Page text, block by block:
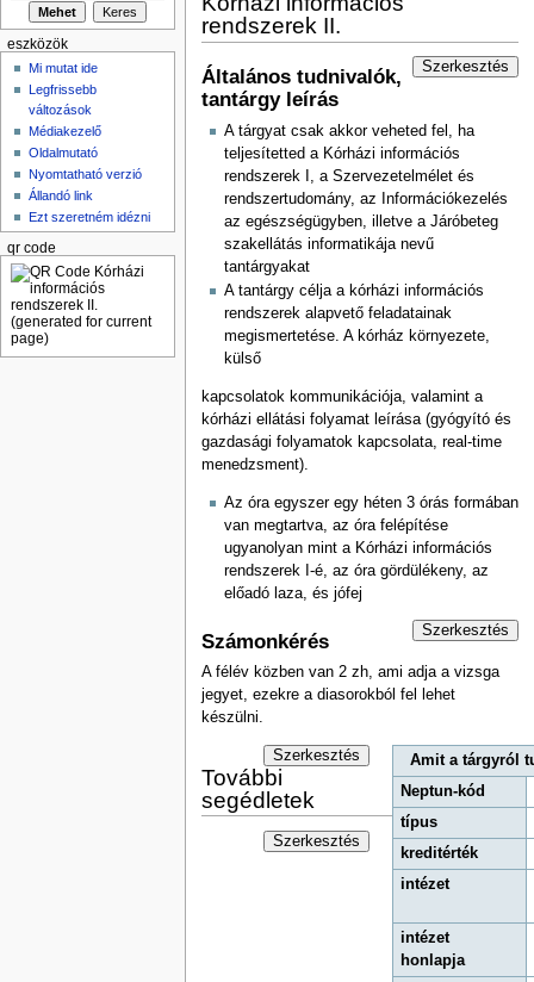
rendszerek II.
Szerkesztés
Általános tudnivalók,
tantárgy leírás
A tárgyat csak akkor veheted fel, ha
teljesítetted a Kórházi információs
rendszerek I, a Szervezetelmélet és
rendszertudomány, az Információkezelés
az egészségügyben, illetve a Járóbeteg
szakellátás informatikája nevű
tantárgyakat
A tantárgy célja a kórházi információs
rendszerek alapvető feladatainak
megismertetése. A kórház környezete,
külső
kapcsolatok kommunikációja, valamint a
kórházi ellátási folyamat leírása (gyógyító és
gazdasági folyamatok kapcsolata, real-time
menedzsment).
Az óra egyszer egy héten 3 órás formában
van megtartva, az óra felépítése
ugyanolyan mint a Kórházi információs
rendszerek I-é, az óra gördülékeny, az
előadó laza, és jófej
Szerkesztés
Számonkérés
A félév közben van 2 zh, ami adja a vizsga
jegyet, ezekre a diasorokból fel lehet
készülni.
Amit a tárgyról
Neptun-kód
típus
kreditérték
intézet
intézet
honlapja
Szerkesztés
További
segédletek
Szerkesztés
eszközök
Mi mutat ide
Legfrissebb
változások
Médiakezelő
Oldalmutató
Nyomtatható verzió
Állandó link
Ezt szeretném idézni
qr code